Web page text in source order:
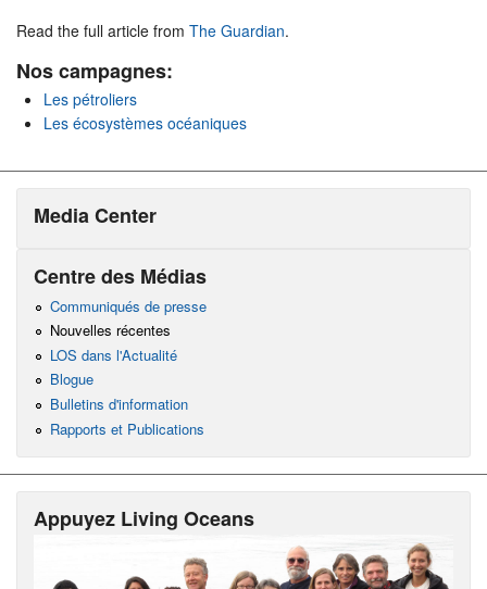
Read the full article from The Guardian.
Nos campagnes:
Les pétroliers
Les écosystèmes océaniques
Media Center
Centre des Médias
Communiqués de presse
Nouvelles récentes
LOS dans l'Actualité
Blogue
Bulletins d'information
Rapports et Publications
Appuyez Living Oceans